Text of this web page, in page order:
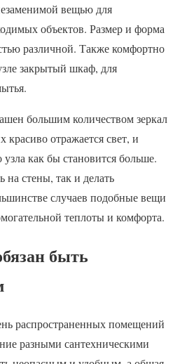
вещью для
объектов. Размер и форма
различной. Также комфортно
закрытый шкаф, для
большим количеством зеркал
красиво отражается свет, и
как бы становится больше.
на стены, так и делать
случаев подобные вещи
теплоты и комфорта.
быть
распространенных помещений
разными сантехническими